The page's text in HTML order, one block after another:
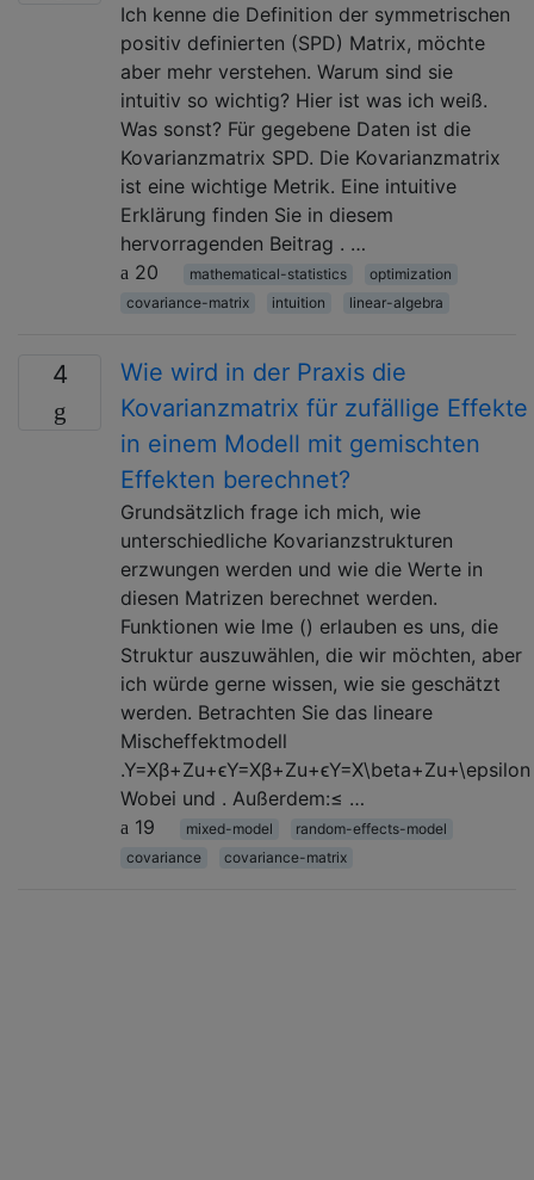
Ich kenne die Definition der symmetrischen
positiv definierten (SPD) Matrix, möchte
aber mehr verstehen. Warum sind sie
intuitiv so wichtig? Hier ist was ich weiß.
Was sonst? Für gegebene Daten ist die
Kovarianzmatrix SPD. Die Kovarianzmatrix
ist eine wichtige Metrik. Eine intuitive
Erklärung finden Sie in diesem
hervorragenden Beitrag . …
20
mathematical-statistics
optimization
covariance-matrix
intuition linear-algebra
4
Wie wird in der Praxis die
Kovarianzmatrix für zufällige Effekte
in einem Modell mit gemischten
Effekten berechnet?
Grundsätzlich frage ich mich, wie
unterschiedliche Kovarianzstrukturen
erzwungen werden und wie die Werte in
diesen Matrizen berechnet werden.
Funktionen wie lme () erlauben es uns, die
Struktur auszuwählen, die wir möchten, aber
ich würde gerne wissen, wie sie geschätzt
werden. Betrachten Sie das lineare
Mischeffektmodell
.Y=Xβ+Zu+ϵY=Xβ+Zu+ϵY=X\beta+Zu+\epsilon
Wobei und . Außerdem:≤ …
19
mixed-model
random-effects-model
covariance
covariance-matrix